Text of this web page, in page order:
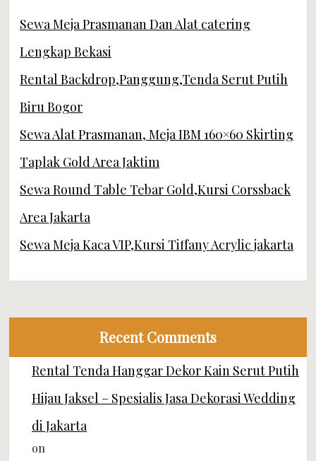
Sewa Meja Prasmanan Dan Alat catering
Lengkap Bekasi
Rental Backdrop,Panggung,Tenda Serut Putih
Biru Bogor
Sewa Alat Prasmanan, Meja IBM 160×60 Skirting
Taplak Gold Area Jaktim
Sewa Round Table Tebar Gold,Kursi Corssback
Area Jakarta
Sewa Meja Kaca VIP,Kursi Tiffany Acrylic jakarta
Recent Comments
Rental Tenda Hanggar Dekor Kain Serut Putih
Hijau Jaksel – Spesialis Jasa Dekorasi Wedding
di Jakarta
on